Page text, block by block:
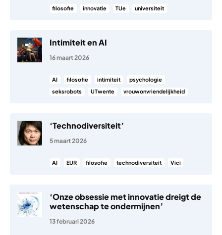
filosofie innovatie TUe universiteit
Intimiteit en AI
16 maart 2026
AI filosofie intimiteit
psychologie
seksrobots
UTwente vrouwonvriendelijkheid
‘Technodiversiteit’
5 maart 2026
AI EUR filosofie technodiversiteit Vici
‘Onze obsessie met innovatie dreigt de
wetenschap te ondermijnen’
13 februari 2026